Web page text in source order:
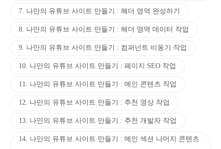
7. 나만의 유튜브 사이트 만들기 : 헤더 영역 완성하기
8. 나만의 유튜브 사이트 만들기 : 헤더 영역 데이터 작업
9. 나만의 유튜브 사이트 만들기 : 컴퍼넌트 비동기 작업
10. 나만의 유튜브 사이트 만들기 : 페이지 SEO 작업
11. 나만의 유튜브 사이트 만들기 : 메인 콘텐츠 작업
12. 나만의 유튜브 사이트 만들기 : 추천 영상 작업
13. 나만의 유튜브 사이트 만들기 : 추천 개발자 작업
14. 나만의 유튜브 사이트 만들기 : 메인 섹션 나머지 콘텐츠